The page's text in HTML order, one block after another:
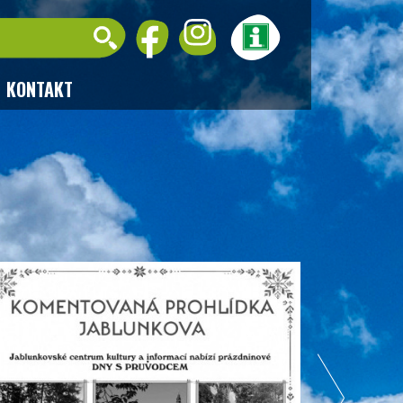
KONTAKT